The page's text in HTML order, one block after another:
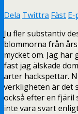
Dela Twittra Fäst
Ju fler substantiv
blommorna från
mycket om. Jag
fast jag älskade
arter hackspettar.
verkligheten är det
också efter en fjäril
inte vara svart